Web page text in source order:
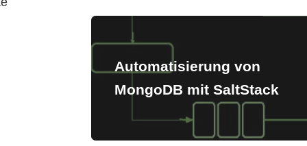
Automatisierung von
MongoDB mit SaltStack